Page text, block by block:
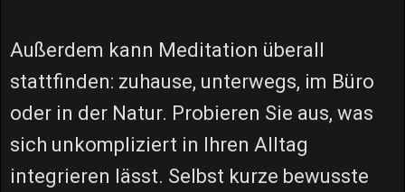
Außerdem kann Meditation überall
stattfinden: zuhause, unterwegs, im Büro
oder in der Natur. Probieren Sie aus, was
sich unkompliziert in Ihren Alltag
integrieren lässt. Selbst kurze bewusste